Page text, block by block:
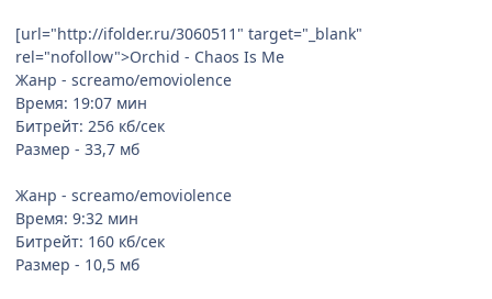
[url="http://ifolder.ru/3060511" target="_blank"
rel="nofollow">Orchid - Chaos Is Me
Жанр - screamo/emoviolence
Время: 19:07 мин
Битрейт: 256 кб/сек
Размер - 33,7 мб
Жанр - screamo/emoviolence
Время: 9:32 мин
Битрейт: 160 кб/сек
Размер - 10,5 мб